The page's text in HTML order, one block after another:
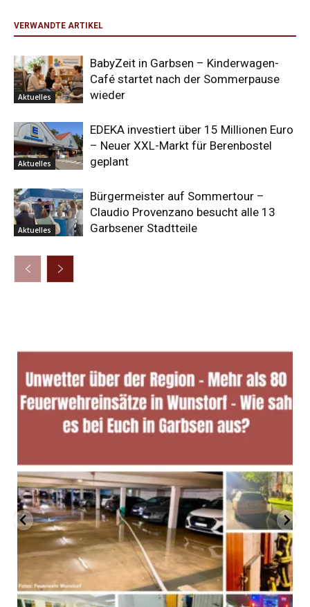
VERWANDTE ARTIKEL
Aktuelles
BabyZeit in Garbsen – Kinderwagen-
Café startet nach der Sommerpause
wieder
Aktuelles
EDEKA investiert über 15 Millionen Euro
– Neuer XXL-Markt für Berenbostel
geplant
Aktuelles
Bürgermeister auf Sommertour –
Claudio Provenzano besucht alle 13
Garbsener Stadtteile